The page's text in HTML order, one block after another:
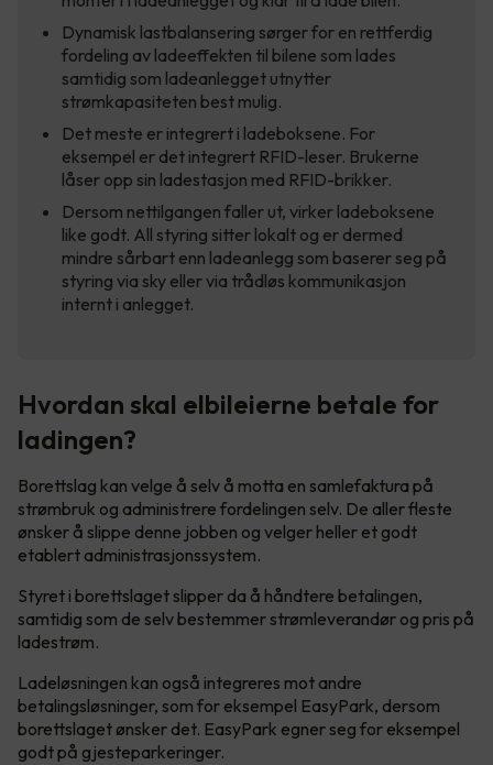
Dynamisk lastbalansering sørger for en rettferdig
fordeling av ladeeffekten til bilene som lades
samtidig som ladeanlegget utnytter
strømkapasiteten best mulig.
Det meste er integrert i ladeboksene. For
eksempel er det integrert RFID-leser. Brukerne
låser opp sin ladestasjon med RFID-brikker.
Dersom nettilgangen faller ut, virker ladeboksene
like godt. All styring sitter lokalt og er dermed
mindre sårbart enn ladeanlegg som baserer seg på
styring via sky eller via trådløs kommunikasjon
internt i anlegget.
Hvordan skal elbileierne betale for
ladingen?
Borettslag kan velge å selv å motta en samlefaktura på
strømbruk og administrere fordelingen selv. De aller fleste
ønsker å slippe denne jobben og velger heller et godt
etablert administrasjonssystem.
Styret i borettslaget slipper da å håndtere betalingen,
samtidig som de selv bestemmer strømleverandør og pris på
ladestrøm.
Ladeløsningen kan også integreres mot andre
betalingsløsninger, som for eksempel EasyPark, dersom
borettslaget ønsker det. EasyPark egner seg for eksempel
godt på gjesteparkeringer.